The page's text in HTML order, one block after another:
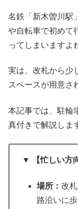
名鉄「新木曽川駅
や自転車で初めて
ってしまいますよ
実は、改札から少
スペースが用意さ
本記事では、駐輪
真付きで解説しま
▼ 【忙しい方
場所：改
路沿いに歩